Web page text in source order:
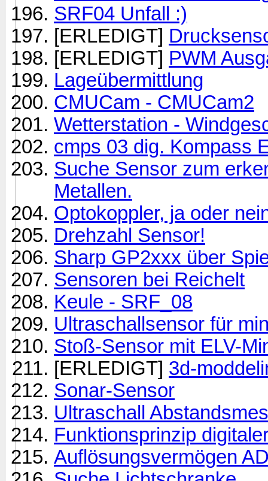
SRF04 Unfall :)
[ERLEDIGT]
[ERLEDIGT] PWM
Lageübermittlung
CMUCam - CMUCam2
Wetterstation -
cmps 03 dig. Kompass
Suche Sensor zum
Metallen.
Optokoppler, ja oder
Drehzahl Sensor!
Sharp GP2xxx über
Sensoren bei Reichelt
Keule - SRF_08
Ultraschallsensor für
Stoß-Sensor mit ELV-
[ERLEDIGT] 3d-
Sonar-Sensor
Ultraschall
Funktionsprinzip
Auflösungsvermögen